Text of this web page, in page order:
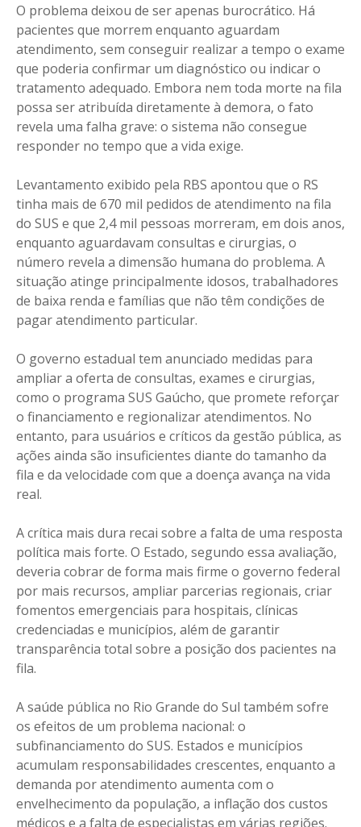
O problema deixou de ser apenas burocrático. Há
pacientes que morrem enquanto aguardam
atendimento, sem conseguir realizar a tempo o exame
que poderia confirmar um diagnóstico ou indicar o
tratamento adequado. Embora nem toda morte na fila
possa ser atribuída diretamente à demora, o fato
revela uma falha grave: o sistema não consegue
responder no tempo que a vida exige.
Levantamento exibido pela RBS apontou que o RS
tinha mais de 670 mil pedidos de atendimento na fila
do SUS e que 2,4 mil pessoas morreram, em dois anos,
enquanto aguardavam consultas e cirurgias, o
número revela a dimensão humana do problema. A
situação atinge principalmente idosos, trabalhadores
de baixa renda e famílias que não têm condições de
pagar atendimento particular.
O governo estadual tem anunciado medidas para
ampliar a oferta de consultas, exames e cirurgias,
como o programa SUS Gaúcho, que promete reforçar
o financiamento e regionalizar atendimentos. No
entanto, para usuários e críticos da gestão pública, as
ações ainda são insuficientes diante do tamanho da
fila e da velocidade com que a doença avança na vida
real.
A crítica mais dura recai sobre a falta de uma resposta
política mais forte. O Estado, segundo essa avaliação,
deveria cobrar de forma mais firme o governo federal
por mais recursos, ampliar parcerias regionais, criar
fomentos emergenciais para hospitais, clínicas
credenciadas e municípios, além de garantir
transparência total sobre a posição dos pacientes na
fila.
A saúde pública no Rio Grande do Sul também sofre
os efeitos de um problema nacional: o
subfinanciamento do SUS. Estados e municípios
acumulam responsabilidades crescentes, enquanto a
demanda por atendimento aumenta com o
envelhecimento da população, a inflação dos custos
médicos e a falta de especialistas em várias regiões.